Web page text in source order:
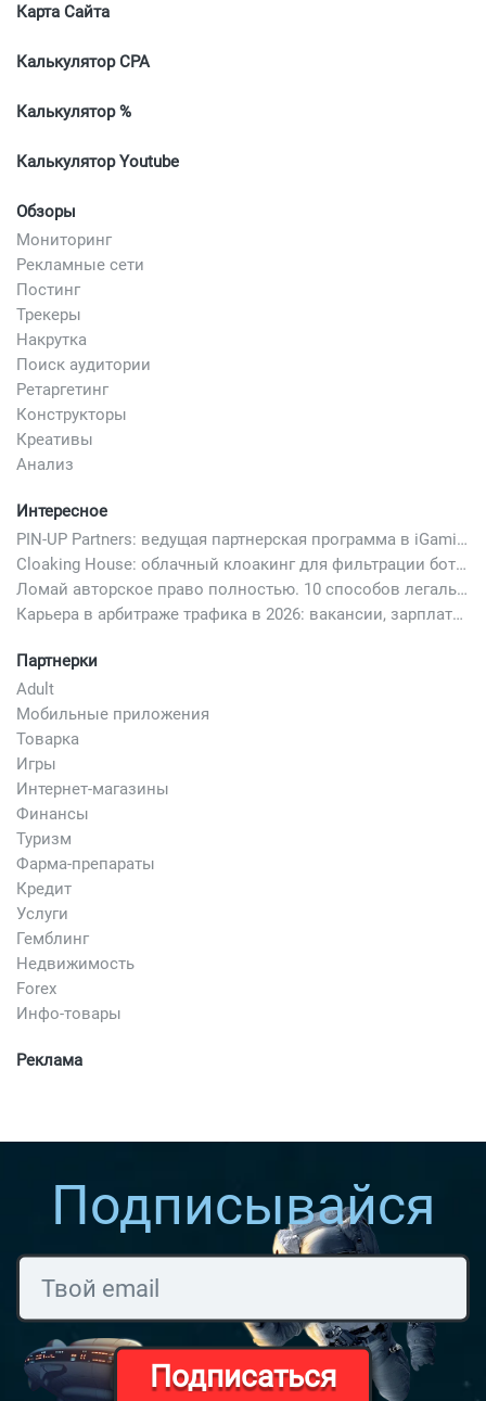
Карта Сайта
Калькулятор CPA
Калькулятор %
Калькулятор Youtube
Обзоры
Мониторинг
Рекламные сети
Постинг
Трекеры
Накрутка
Поиск аудитории
Ретаргетинг
Конструкторы
Креативы
Анализ
Интересное
PIN-UP Partners: ведущая партнерская программа в iGaming
Cloaking House: облачный клоакинг для фильтрации ботов FB и Google Ads — гайд PHP-интеграции 2026
Ломай авторское право полностью. 10 способов легально добавить любимый трек в свой креатив
Карьера в арбитраже трафика в 2026: вакансии, зарплаты и как начать
Партнерки
Adult
Мобильные приложения
Товарка
Игры
Интернет-магазины
Финансы
Туризм
Фарма-препараты
Кредит
Услуги
Гемблинг
Недвижимость
Forex
Инфо-товары
Реклама
Подписывайся
Подписаться